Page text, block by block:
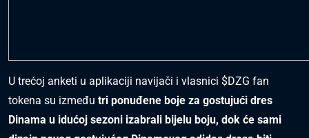
U trećoj anketi u aplikaciji navijači i vlasnici $DZG fan
tokena su između tri ponuđene boje za gostujući dres
Dinama u idućoj sezoni izabrali bijelu boju, dok će sami